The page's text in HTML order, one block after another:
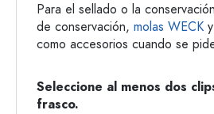
Para el sellado o la
de conservación, molas WECK
como accesorios cuando se
Seleccione al menos dos
frasco.